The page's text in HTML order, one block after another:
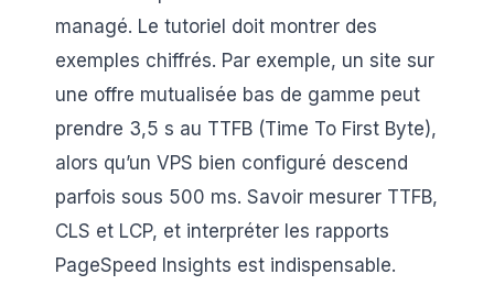
managé. Le tutoriel doit montrer des
exemples chiffrés. Par exemple, un site sur
une offre mutualisée bas de gamme peut
prendre 3,5 s au TTFB (Time To First Byte),
alors qu’un VPS bien configuré descend
parfois sous 500 ms. Savoir mesurer TTFB,
CLS et LCP, et interpréter les rapports
PageSpeed Insights est indispensable.